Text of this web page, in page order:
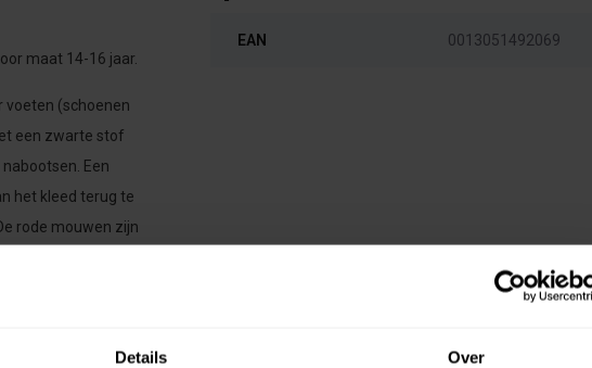
Details Over
maat 14-16 jaar.
voeten (schoenen
een zwarte stof
Een
het kleed terug te
rode mouwen zijn
voor als
EAN 0013051492069